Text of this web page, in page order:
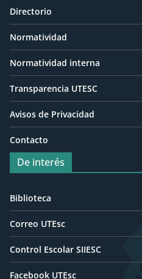
Directorio
Normatividad
Normatividad interna
Transparencia UTESC
Avisos de Privacidad
Contacto
De interés
Biblioteca
Correo UTEsc
Control Escolar SIIESC
Facebook UTEsc